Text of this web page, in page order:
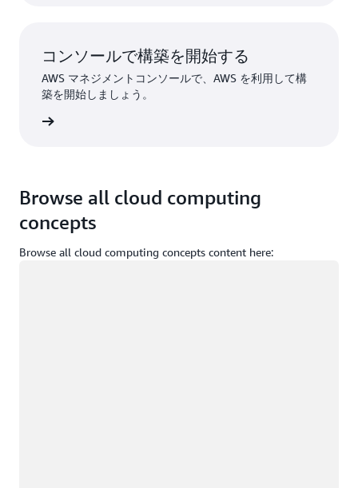
コンソールで構築を開始する
AWS マネジメントコンソールで、AWS を利用して構
築を開始しましょう。
Browse all cloud computing
concepts
Browse all cloud computing concepts content here: